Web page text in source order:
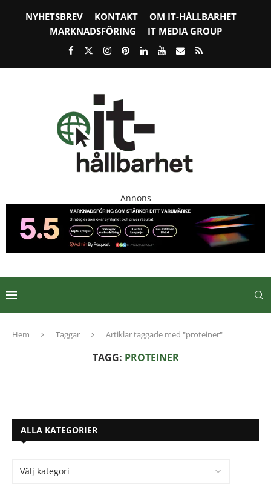
NYHETSBREV KONTAKT
OM IT-HÅLLBARHET
MARKNADSFÖRING
IT MEDIA GROUP
Annons
Hem Taggar Artiklar taggade med "proteiner"
TAGG: PROTEINER
ALLA KATEGORIER